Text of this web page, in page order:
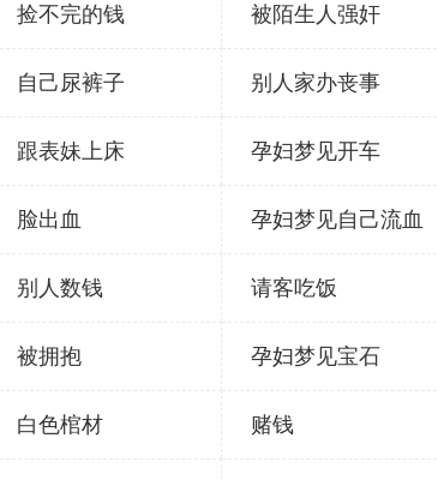
捡不完的钱 被陌生人强奸
自己尿裤子 别人家办丧事
跟表妹上床 孕妇梦见开车
脸出血 孕妇梦见自己流血
别人数钱 请客吃饭
被拥抱 孕妇梦见宝石
白色棺材 赌钱